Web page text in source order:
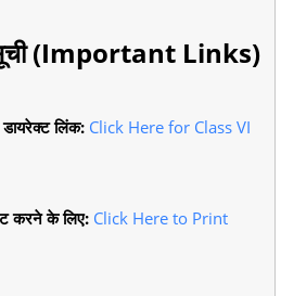
सूची (Important Links)
लिंक: Click Here for Class VI
करने के लिए: Click Here to Print